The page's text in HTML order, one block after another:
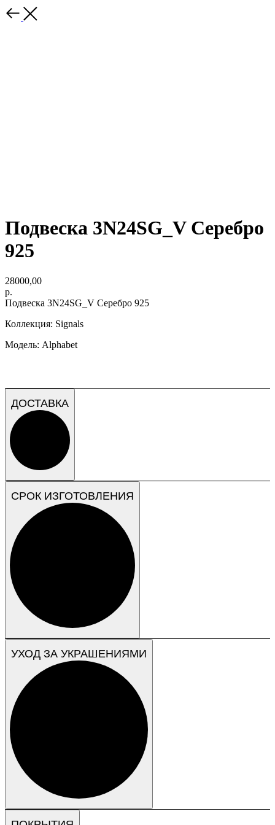
Подвеска 3N24SG_V Серебро
925
28000,00
р.
Подвеска 3N24SG_V Серебро 925
Коллекция: Signals
Модель: Alphabet
ДОСТАВКА
СРОК ИЗГОТОВЛЕНИЯ
УХОД ЗА УКРАШЕНИЯМИ